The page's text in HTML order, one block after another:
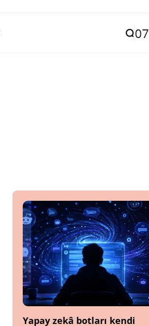
07
Yapay zekâ botları kendi